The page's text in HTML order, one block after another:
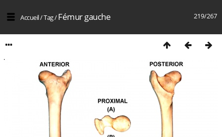
219/267
Accueil/Tag/Fémur gauche